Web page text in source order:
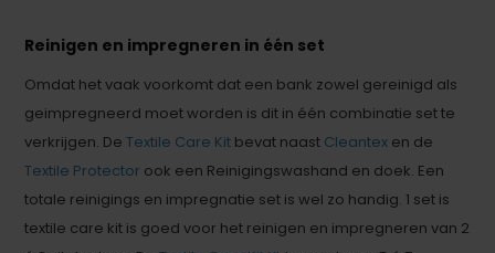
Reinigen en impregneren in één set
Omdat het vaak voorkomt dat een bank zowel gereinigd als
geimpregneerd moet worden is dit in één combinatie set te
verkrijgen. DeTextile Care Kit bevat naast Cleantex en de
Textile Protector ook een Reinigingswashand en doek. Een
totale reinigings en impregnatie set is wel zo handig. 1 set is
textile care kit is goed voor het reinigen en impregneren van 2